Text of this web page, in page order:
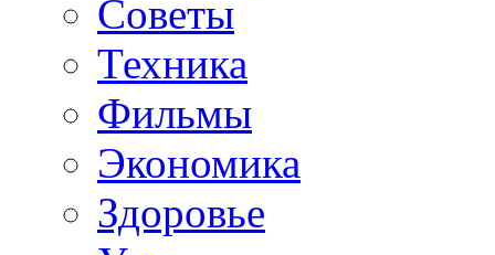
Советы
Техника
Фильмы
Экономика
Здоровье